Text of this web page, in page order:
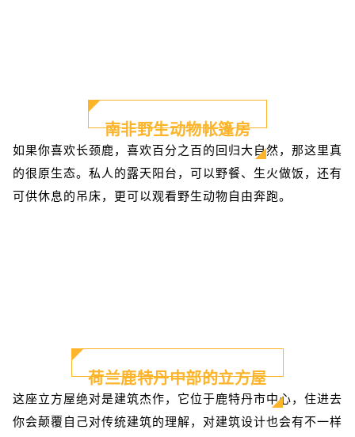
南非野生动物帐篷房
如果你喜欢长颈鹿，喜欢百分之百的回归大自然，那这里真
的很原生态。私人的露天阳台，可以野餐、生火做饭，还有
可供休息的吊床，更可以观看野生动物自由奔跑。
荷兰鹿特丹中部的立方屋
这座立方屋绝对是建筑杰作，它位于鹿特丹市中心，住进去
你会颠覆自己对传统建筑的理解，对建筑设计也会有不一样